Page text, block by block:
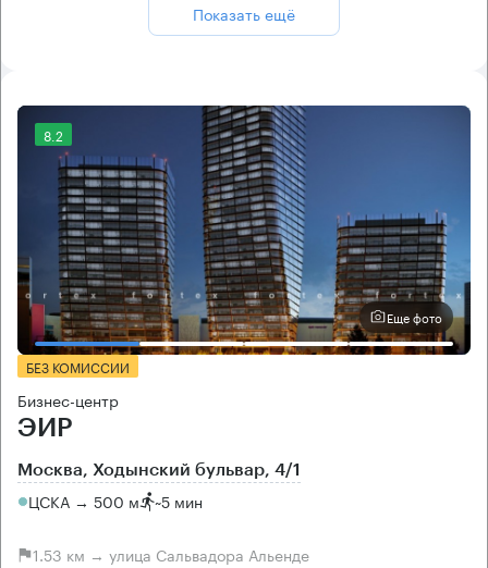
Показать ещё
8.2
Еще фото
БЕЗ КОМИССИИ
Бизнес-центр
ЭИР
Москва, Ходынский бульвар, 4/1
ЦСКА → 500 м ~5 мин
1.53 км → улица Сальвадора Альенде